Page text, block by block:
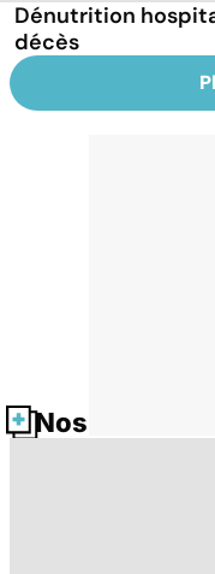
Dénutrition
décès
Nos fiches